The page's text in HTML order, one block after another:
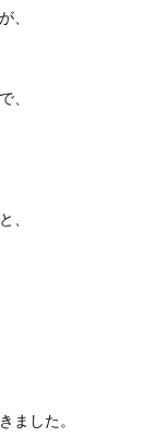
、
、
、
ました。